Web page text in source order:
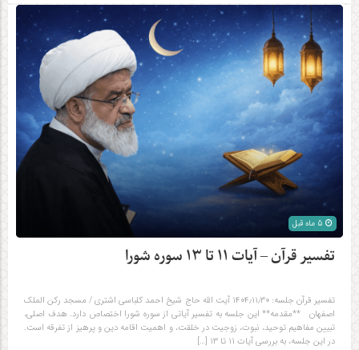
تفسیر قرآن – آیات ۱۱ تا ۱۳ سوره شورا
تفسیر قرآن جلسه: ۱۴۰۴٫۱۱٫۳۰ آیت الله حاج شیخ احمد کلباسی اشتری / مسجد رکن الملک
اصفهان **مقدمه** این جلسه به تفسیر آیاتی از سوره شورا اختصاص دارد. هدف اصلی،
تبیین مفاهیم توحید، نبوت، زوجیت در خلقت، و اهمیت اقامه دین و پرهیز از تفرقه است.
در این جلسه، به بررسی آیات ۱۱ تا ۱۳ […]